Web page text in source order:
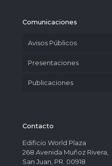
Comunicaciones
Avisos Públicos
Presentaciones
Publicaciones
Contacto
Edificio World Plaza
268 Avenida Muñoz Rivera,
San Juan, PR. 00918